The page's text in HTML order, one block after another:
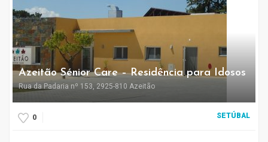
Azeitão Sénior Care – Residência para Idosos
Rua da Padaria nº 153, 2925-810 Azeitão
0 SETÚBAL